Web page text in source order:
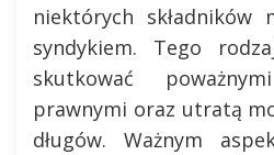
niektórych składników
syndykiem. Tego
skutkować
prawnymi oraz utratą
długów. Ważnym